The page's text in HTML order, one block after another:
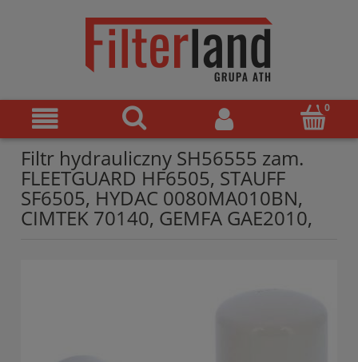
Filtr hydrauliczny SH56555 zam.
FLEETGUARD HF6505, STAUFF
SF6505, HYDAC 0080MA010BN,
CIMTEK 70140, GEMFA GAE2010,